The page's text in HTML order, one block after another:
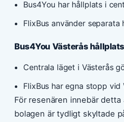
Bus4You har hållplats i
FlixBus använder
Bus4You Västerås hållplats
Centrala läget i Västerås
FlixBus har egna stopp
För resenären innebär
bolagen är tydligt skyltade